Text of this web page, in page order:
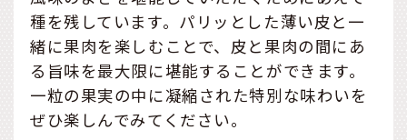
種を残しています。パリッとした薄い皮と一
緒に果肉を楽しむことで、皮と果肉の間にあ
る旨味を最大限に堪能することができます。
一粒の果実の中に凝縮された特別な味わいを
ぜひ楽しんでみてください。